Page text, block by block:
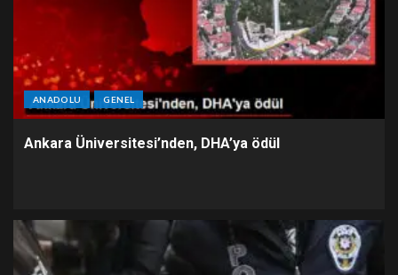
ANADOLU GENEL
Ankara Üniversitesi’nden, DHA’ya ödül